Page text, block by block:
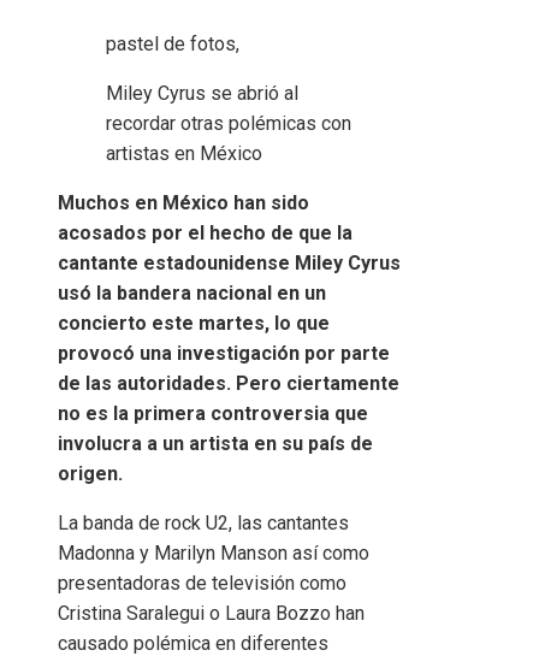
pastel de fotos,
Miley Cyrus se abrió al
recordar otras polémicas con
artistas en México
Muchos en México han sido
acosados ​​por el hecho de que la
cantante estadounidense Miley Cyrus
usó la bandera nacional en un
concierto este martes, lo que
provocó una investigación por parte
de las autoridades. Pero ciertamente
no es la primera controversia que
involucra a un artista en su país de
origen.
La banda de rock U2, las cantantes
Madonna y Marilyn Manson así como
presentadoras de televisión como
Cristina Saralegui o Laura Bozzo han
causado polémica en diferentes